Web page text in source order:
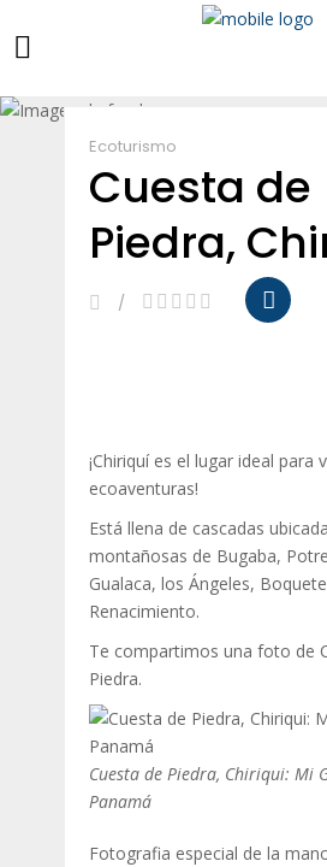
Ecoturismo
Cuesta de
Piedra,
¡Chiriquí es el lugar ideal para
ecoaventuras!
Está llena de cascadas
montañosas de Bugaba,
Gualaca, los Ángeles,
Renacimiento.
Te compartimos una foto de
Piedra.
Cuesta de Piedra, Chiriqui: Mi
Panamá
Fotografia especial de la